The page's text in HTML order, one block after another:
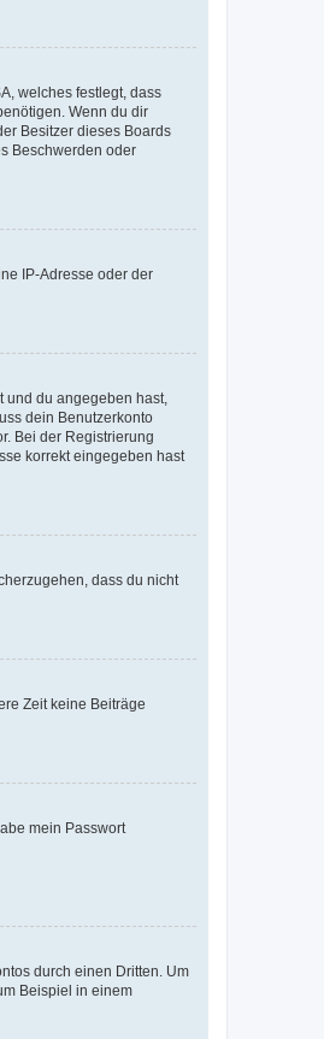
welches festlegt, dass
Wenn du dir
Besitzer dieses Boards
Beschwerden oder
IP-Adresse oder der
und du angegeben hast,
dein Benutzerkonto
Bei der Registrierung
korrekt eingegeben hast
dass du nicht
Zeit keine Beiträge
mein Passwort
durch einen Dritten. Um
Beispiel in einem